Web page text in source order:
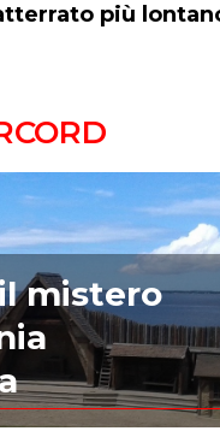
più
mistero